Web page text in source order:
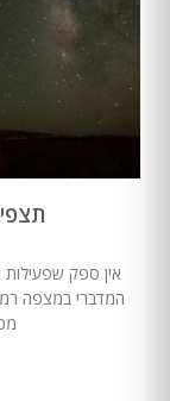
אין ספק שפעילות
המדברי במצפה